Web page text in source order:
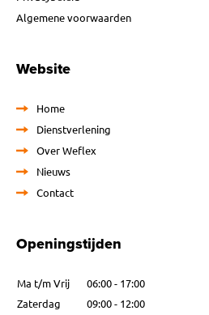
Algemene voorwaarden
Website
Home
Dienstverlening
Over Weflex
Nieuws
Contact
Openingstijden
Ma t/m Vrij
06:00 - 17:00
Zaterdag
09:00 - 12:00